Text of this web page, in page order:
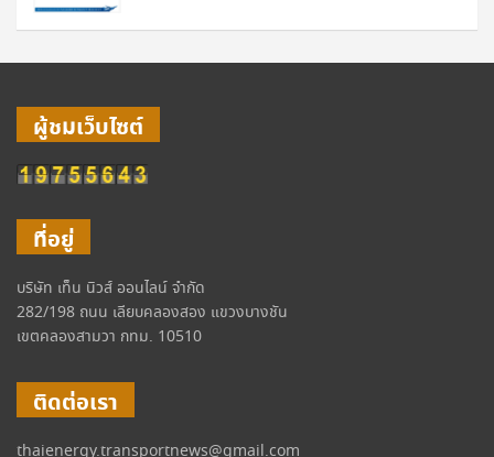
ผู้ชมเว็บไซต์
ที่อยู่
บริษัท เท็น นิวส์ ออนไลน์ จำกัด
282/198 ถนน เลียบคลองสอง แขวงบางชัน
เขตคลองสามวา กทม. 10510
ติดต่อเรา
thaienergy.transportnews@gmail.com